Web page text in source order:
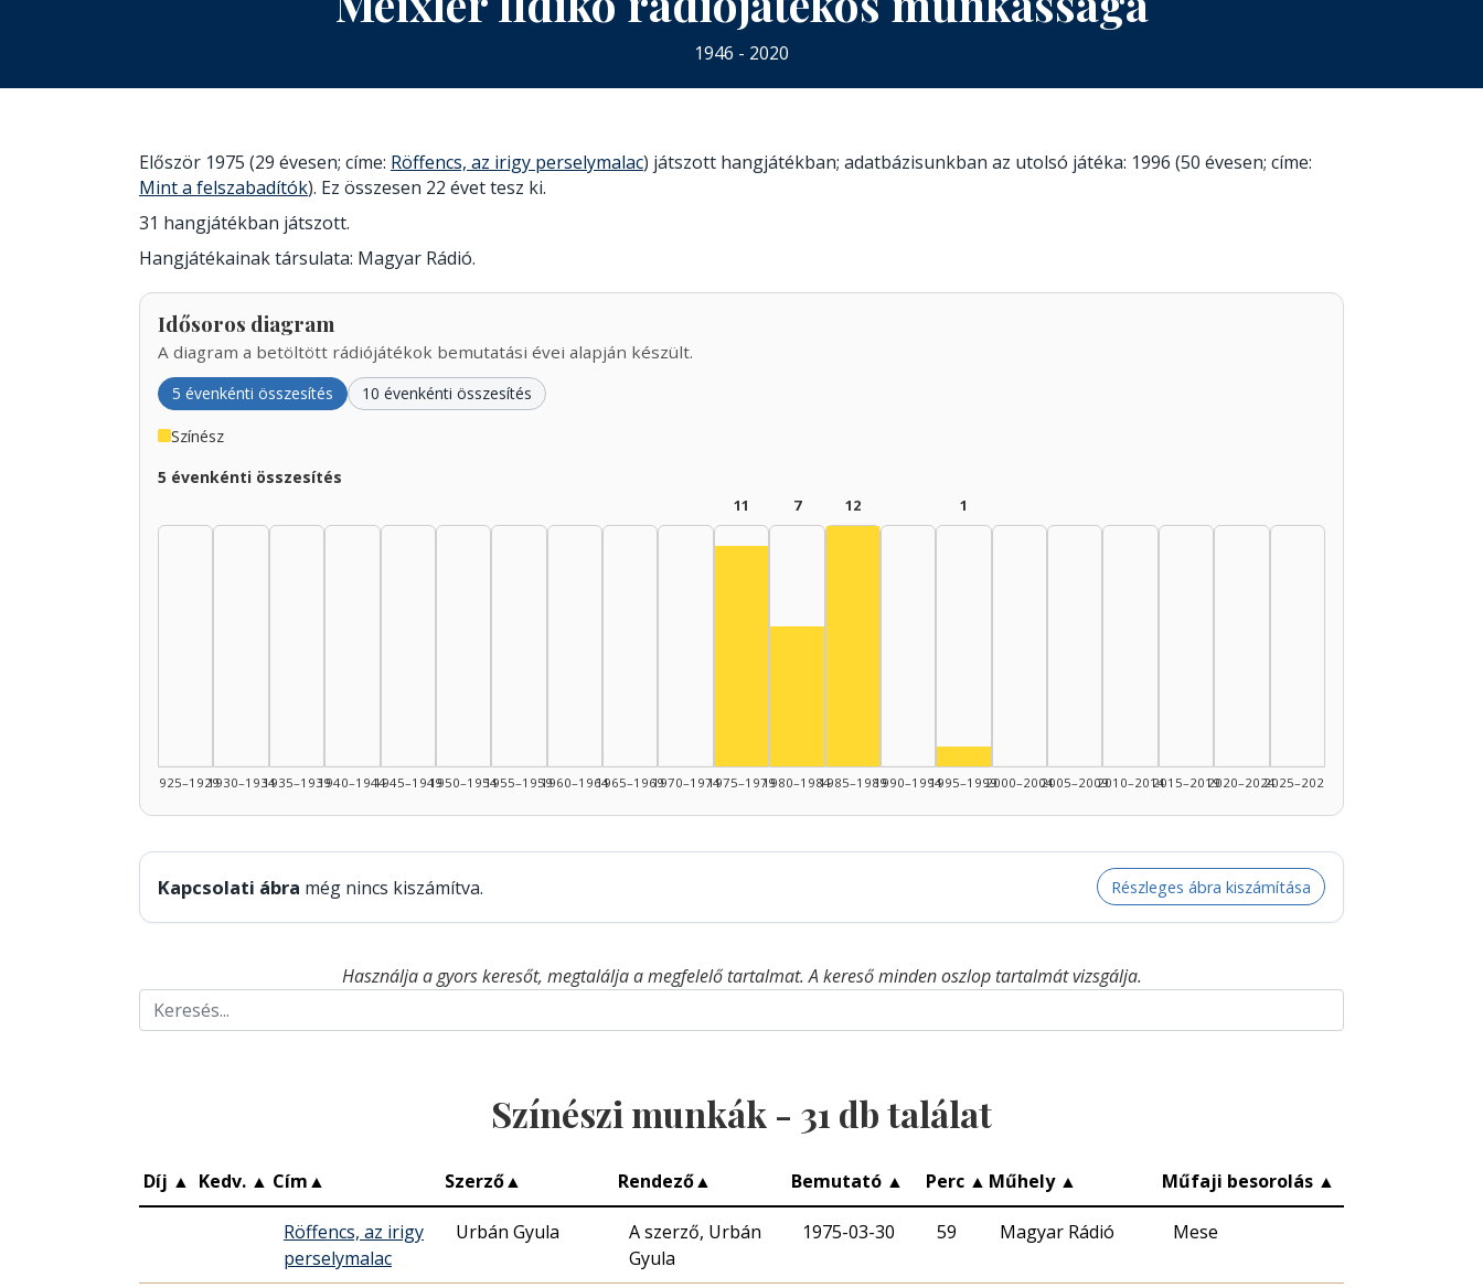
1946 - 2020
Először 1975 (29 évesen; címe: Röffencs, az irigy perselymalac) játszott hangjátékban; adatbázisunkban az utolsó játéka: 1996 (50 évesen; címe:
Mint a felszabadítók). Ez összesen 22 évet tesz ki.
31 hangjátékban játszott.
Hangjátékainak társulata: Magyar Rádió.
Idősoros diagram
A diagram a betöltött rádiójátékok bemutatási évei alapján készült.
5 évenkénti összesítés 10 évenkénti összesítés
Színész
5 évenkénti összesítés
1925–19291930–19341935–19391940–19441945–19491950–19541955–19591960–19641965–19691970–1974
11
1975–1979
7
1980–1984
12
1985–19891990–1994
1
Színész, 1995–1999: 1
1995–19992000–20042005–20092010–20142015–20192020–20242025–2026
Kapcsolati ábra még nincs kiszámítva. Részleges ábra kiszámítása
Használja a gyors keresőt, megtalálja a megfelelő tartalmat. A kereső minden oszlop tartalmát vizsgálja.
Színészi munkák - 31 db találat
Díj ▲ Kedv. ▲ Cím▲ Szerző▲ Rendező▲ Bemutató ▲ Perc ▲ Műhely ▲ Műfaji besorolás ▲
Röffencs, az irigy
perselymalac
Urbán Gyula
A szerző, Urbán
Gyula
1975-03-30 59 Magyar Rádió Mese